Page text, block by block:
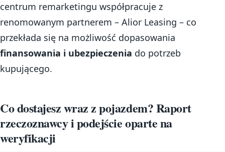
centrum remarketingu współpracuje z
renomowanym partnerem – Alior Leasing – co
przekłada się na możliwość dopasowania
finansowania i ubezpieczenia do potrzeb
kupującego.
Co dostajesz wraz z pojazdem? Raport
rzeczoznawcy i podejście oparte na
weryfikacji